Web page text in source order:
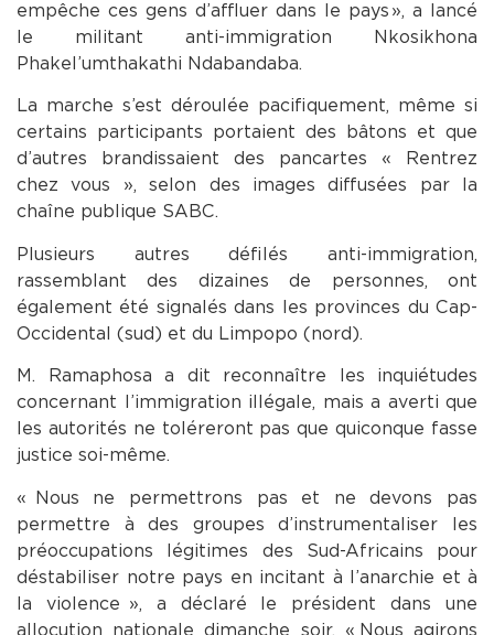
empêche ces gens d’affluer dans le pays », a lancé
le militant anti-immigration Nkosikhona
Phakel’umthakathi Ndabandaba.
La marche s’est déroulée pacifiquement, même si
certains participants portaient des bâtons et que
d’autres brandissaient des pancartes « Rentrez
chez vous », selon des images diffusées par la
chaîne publique SABC.
Plusieurs autres défilés anti-immigration,
rassemblant des dizaines de personnes, ont
également été signalés dans les provinces du Cap-
Occidental (sud) et du Limpopo (nord).
M. Ramaphosa a dit reconnaître les inquiétudes
concernant l’immigration illégale, mais a averti que
les autorités ne toléreront pas que quiconque fasse
justice soi-même.
« Nous ne permettrons pas et ne devons pas
permettre à des groupes d’instrumentaliser les
préoccupations légitimes des Sud-Africains pour
déstabiliser notre pays en incitant à l’anarchie et à
la violence », a déclaré le président dans une
allocution nationale dimanche soir. « Nous agirons